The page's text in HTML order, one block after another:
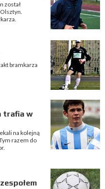
został
bramkarza
trafia w
na kolejną
razem do